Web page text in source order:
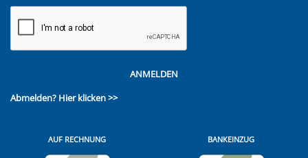
ANMELDEN
Abmelden? Hier klicken >>
AUF RECHNUNG BANKEINZUG